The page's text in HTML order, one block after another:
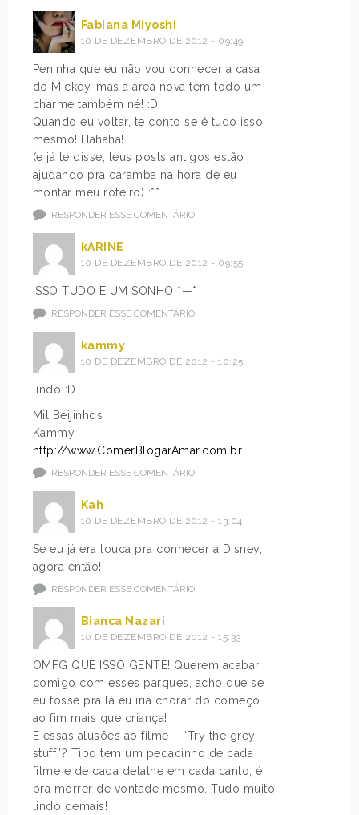
Fabiana Miyoshi
10 DE DEZEMBRO DE 2012 - 09:49
Peninha que eu não vou conhecer a casa
do Mickey, mas a área nova tem todo um
charme também né! :D
Quando eu voltar, te conto se é tudo isso
mesmo! Hahaha!
(e já te disse, teus posts antigos estão
ajudando pra caramba na hora de eu
montar meu roteiro) :**
RESPONDER ESSE COMENTÁRIO
kARINE
10 DE DEZEMBRO DE 2012 - 09:55
ISSO TUDO É UM SONHO *—*
RESPONDER ESSE COMENTÁRIO
kammy
10 DE DEZEMBRO DE 2012 - 10:25
lindo :D
Mil Beijinhos
Kammy
http://www.ComerBlogarAmar.com.br
RESPONDER ESSE COMENTÁRIO
Kah
10 DE DEZEMBRO DE 2012 - 13:04
Se eu já era louca pra conhecer a Disney,
agora então!!
RESPONDER ESSE COMENTÁRIO
Bianca Nazari
10 DE DEZEMBRO DE 2012 - 15:33
OMFG QUE ISSO GENTE! Querem acabar
comigo com esses parques, acho que se
eu fosse pra lá eu iria chorar do começo
ao fim mais que criança!
E essas alusões ao filme – “Try the grey
stuff”? Tipo tem um pedacinho de cada
filme e de cada detalhe em cada canto, é
pra morrer de vontade mesmo. Tudo muito
lindo demais!